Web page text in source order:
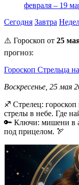
февраля – 19
Сегодня Завтра
⚠️ Гороскоп от 25
прогноз:
Гороскоп Стрельца
Воскресенье, 25 мая
♐️ Стрелец:
стрелы в небе. Где
🔑 Ключи: мишени в
под прицелом. 🏹